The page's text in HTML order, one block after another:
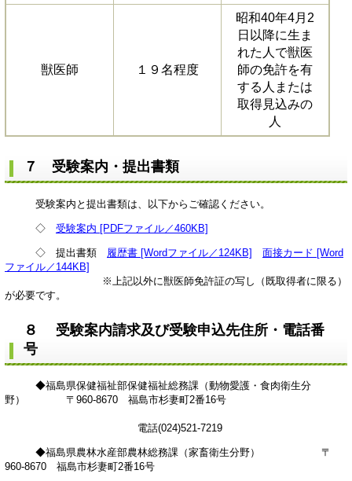
獣医師 １９名程度
昭和40年4月2
日以降に生ま
れた人で獣医
師の免許を有
する人または
取得見込みの
人
７ 受験案内・提出書類
受験案内と提出書類は、以下からご確認ください。
◇ 受験案内 [PDFファイル／460KB]
◇ 提出書類 履歴書 [Wordファイル／124KB]
面接カード [Word
ファイル／144KB]
※上記以外に獣医師免許証の写し（既取得者に限る）
が必要です。
８ 受験案内請求及び受験申込先住所・電話番
号
◆福島県保健福祉部保健福祉総務課（動物愛護・食肉衛生分
野） 〒960-8670 福島市杉妻町2番16号
電話(024)521-7219
◆福島県農林水産部農林総務課（家畜衛生分野） 〒
960-8670 福島市杉妻町2番16号